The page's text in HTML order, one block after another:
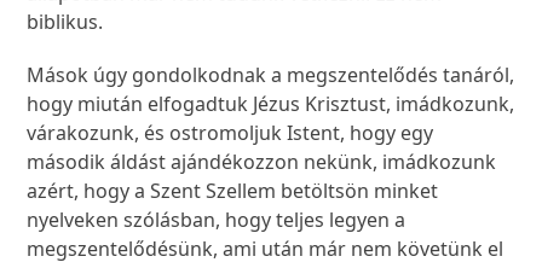
biblikus.
Mások úgy gondolkodnak a megszentelődés tanáról,
hogy miután elfogadtuk Jézus Krisztust, imádkozunk,
várakozunk, és ostromoljuk Istent, hogy egy
második áldást ajándékozzon nekünk, imádkozunk
azért, hogy a Szent Szellem betöltsön minket
nyelveken szólásban, hogy teljes legyen a
megszentelődésünk, ami után már nem követünk el